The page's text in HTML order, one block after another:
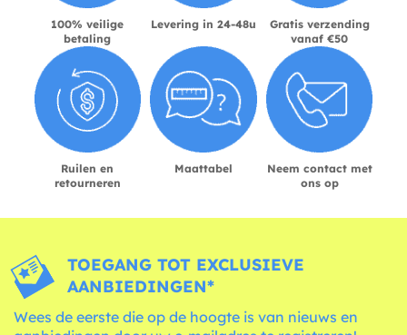
100% veilige
betaling
Levering in 24-48u
Gratis verzending
vanaf €50
Ruilen en
retourneren
Maattabel
Neem contact met
ons op
TOEGANG TOT EXCLUSIEVE
AANBIEDINGEN*
Wees de eerste die op de hoogte is van nieuws en